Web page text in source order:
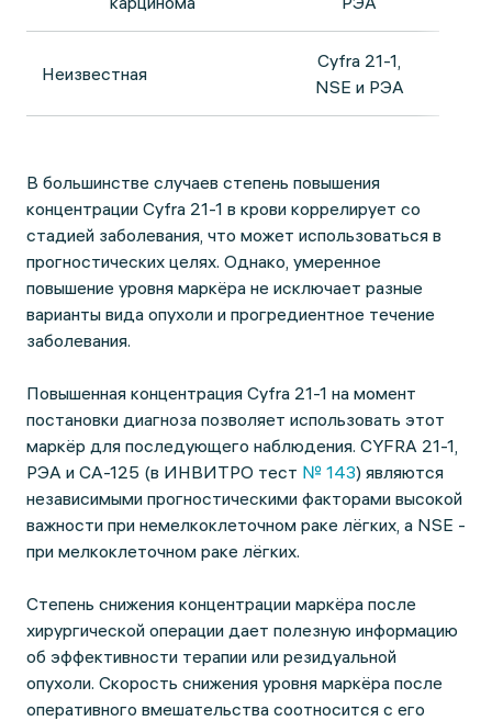
Неизвестная
Cyfra 21-1,
NSE и РЭА
В большинстве случаев степень повышения
концентрации Cyfra 21-1 в крови коррелирует со
стадией заболевания, что может использоваться в
прогностических целях. Однако, умеренное
повышение уровня маркёра не исключает разные
варианты вида опухоли и прогредиентное течение
заболевания.
Повышенная концентрация Cyfra 21-1 на момент
постановки диагноза позволяет использовать этот
маркёр для последующего наблюдения. CYFRA 21-1,
РЭА и CA-125 (в ИНВИТРО тест № 143) являются
независимыми прогностическими факторами высокой
важности при немелкоклеточном раке лёгких, а NSE -
при мелкоклеточном раке лёгких.
Степень снижения концентрации маркёра после
хирургической операции дает полезную информацию
об эффективности терапии или резидуальной
опухоли. Скорость снижения уровня маркёра после
оперативного вмешательства соотносится с его